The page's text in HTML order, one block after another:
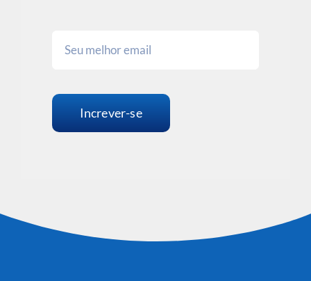
Increver-se